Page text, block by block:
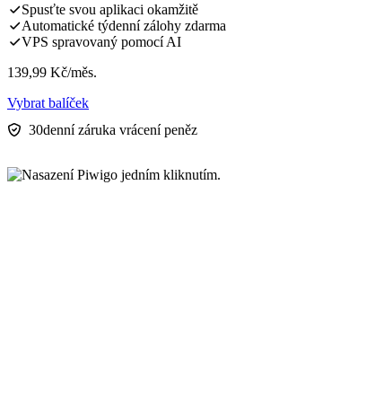
Spusťte svou aplikaci okamžitě
Automatické týdenní zálohy zdarma
VPS spravovaný pomocí AI
139,99 Kč/měs.
Vybrat balíček
30denní záruka vrácení peněz